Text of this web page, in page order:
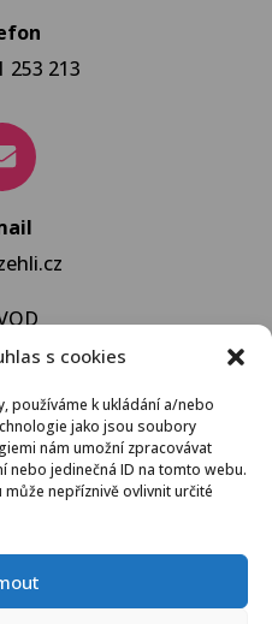
s cookies
používáme k ukládání a/nebo
jako jsou soubory
nám umožní zpracovávat
nebo jedinečná ID na tomto webu.
nepříznivě ovlivnit určité
253 213
VYPRAT
PODMÍNKY